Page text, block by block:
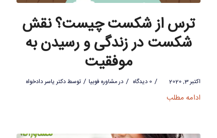
ترس از شکست چیست؟ نقش
شکست در زندگی و رسیدن به
موفقیت
اکتبر 3, 2020 / 0 دیدگاه / درمشاوره فوبیا / توسطدکتر یاسر دادخواه
ادامه مطلب